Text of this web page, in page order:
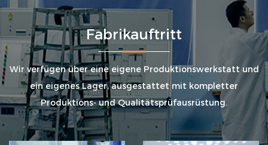
Fabrikauftritt
Wir verfügen über eine eigene Produktionswerkstatt und
ein eigenes Lager, ausgestattet mit kompletter
Produktions- und Qualitätsprüfausrüstung.